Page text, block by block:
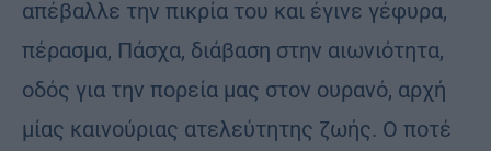
απέβαλλε την πικρία του και έγινε γέφυρα,
πέρασμα, Πάσχα, διάβαση στην αιωνιότητα,
οδός για την πορεία μας στον ουρανό, αρχή
μίας καινούριας ατελεύτητης ζωής. Ο ποτέ